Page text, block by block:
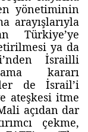
yönetiminin
arayışlarıyla
Türkiye’ye
ya da
İsrailli
kararı
de İsrail’i
ateşkesi itme
açıdan dar
çekme,